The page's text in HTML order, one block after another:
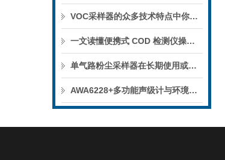
VOC采样器的众多技术特点中你知晓多少呢？
一文读懂便携式 COD 检测仪操作、安全与养护要点
单气路粉尘采样器在长期使用或操作不当的情况下，可能出现各类问题
AWA6228+多功能声级计与环境氡测量仪在精密测量领域的应用